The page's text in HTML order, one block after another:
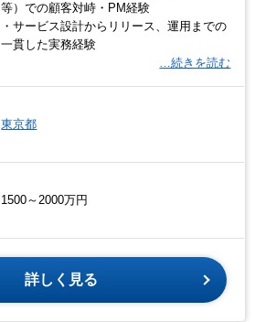
等）での顧客対峙・PM経験
・サービス設計からリリース、運用までの
一貫した実務経験
…続きを読む
東京都
1500～2000万円
詳しく見る